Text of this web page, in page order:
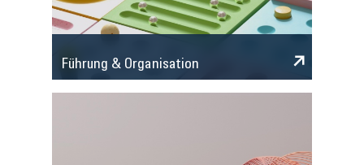
Führung & Organisation